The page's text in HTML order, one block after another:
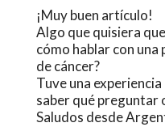
¡Muy buen artículo!
Algo que quisiera
cómo hablar con
de cáncer?
Tuve una
saber qué preguntar
Saludos desde